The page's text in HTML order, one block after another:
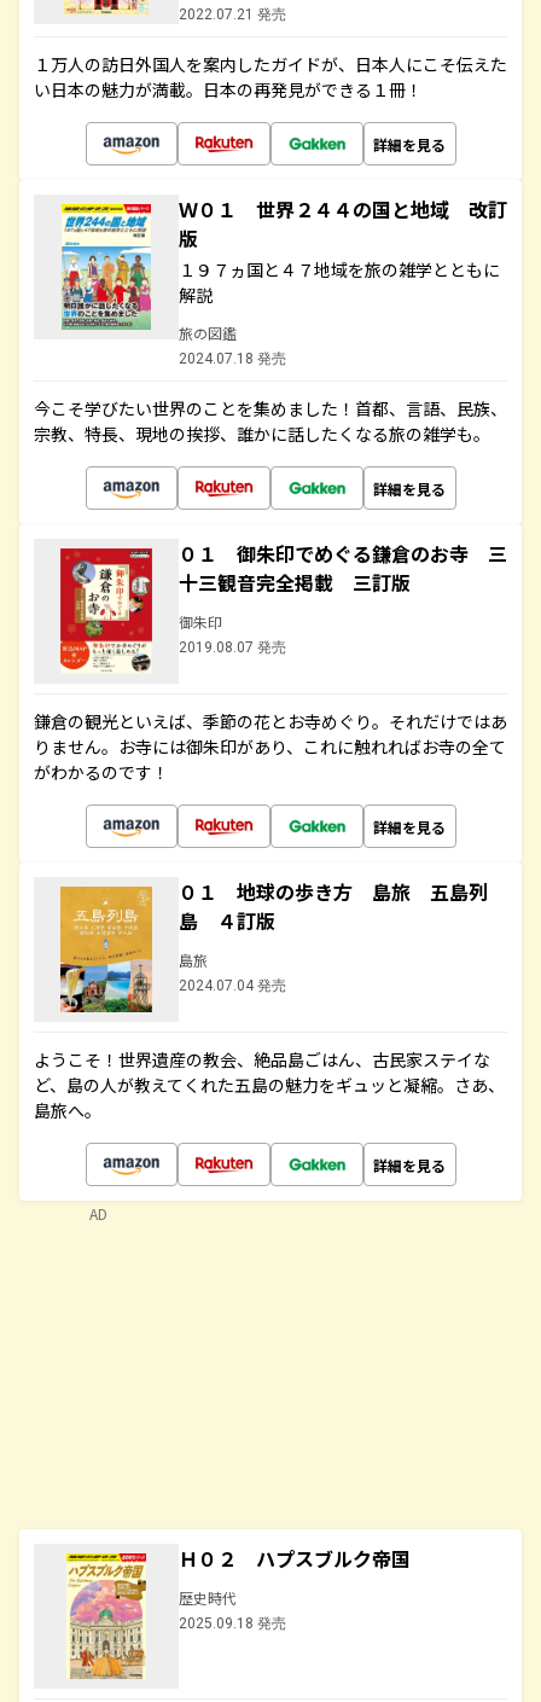
2022.07.21 発売
１万人の訪日外国人を案内したガイドが、日本人にこそ伝えた
い日本の魅力が満載。日本の再発見ができる１冊！
詳細を見る
Ｗ０１ 世界２４４の国と地域 改訂
版
１９７ヵ国と４７地域を旅の雑学とともに
解説
旅の図鑑
2024.07.18 発売
今こそ学びたい世界のことを集めました！首都、言語、民族、
宗教、特長、現地の挨拶、誰かに話したくなる旅の雑学も。
詳細を見る
０１ 御朱印でめぐる鎌倉のお寺 三
十三観音完全掲載 三訂版
御朱印
2019.08.07 発売
鎌倉の観光といえば、季節の花とお寺めぐり。それだけではあ
りません。お寺には御朱印があり、これに触れればお寺の全て
がわかるのです！
詳細を見る
０１ 地球の歩き方 島旅 五島列
島 ４訂版
島旅
2024.07.04 発売
ようこそ！世界遺産の教会、絶品島ごはん、古民家ステイな
ど、島の人が教えてくれた五島の魅力をギュッと凝縮。さあ、
島旅へ。
詳細を見る
Ｈ０２ ハプスブルク帝国
歴史時代
2025.09.18 発売
AD